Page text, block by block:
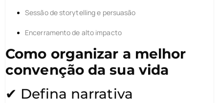
Sessão de storytelling e persuasão
Encerramento de alto impacto
Como organizar a melhor
convenção da sua vida
✔ Defina narrativa